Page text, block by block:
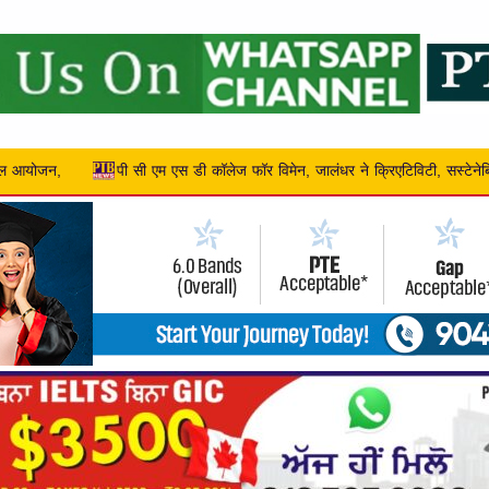
ने क्रिएटिविटी, सस्टेनेबिलिटी और एंटरप्रेन्योरशिप को बढ़ावा द... जोनल